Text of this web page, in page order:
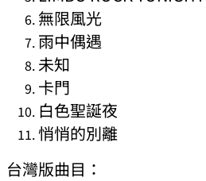
無限風光
雨中偶遇
未知
卡門
白色聖誕夜
悄悄的別離
台灣版曲目：